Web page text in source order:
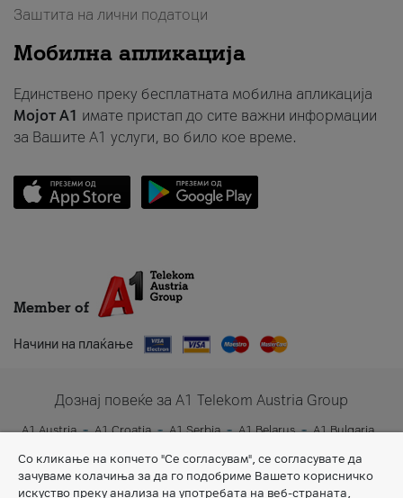
Заштита на лични податоци
Мобилна апликација
Единствено преку бесплатната мобилна апликација
Мојот A1 имате пристап до сите важни информации
за Вашите A1 услуги, во било кое време.
Member of
Начини на плаќање
Дознај повеќе за A1 Telekom Austria Group
A1 Austria A1 Croatia A1 Serbia A1 Belarus
A1 Bulgaria
Со кликање на копчето "Се согласувам", се согласувате да
зачуваме колачиња за да го подобриме Вашето корисничко
искуство преку анализа на употребата на веб-страната,